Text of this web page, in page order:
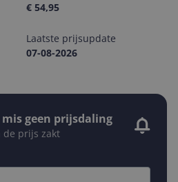
€ 54,95
Laatste prijsupdate
07-08-2026
geen prijsdaling
de prijs zakt